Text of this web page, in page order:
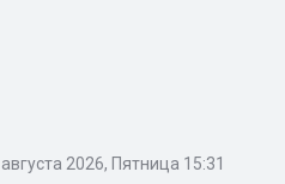
2026, Пятница 15:31